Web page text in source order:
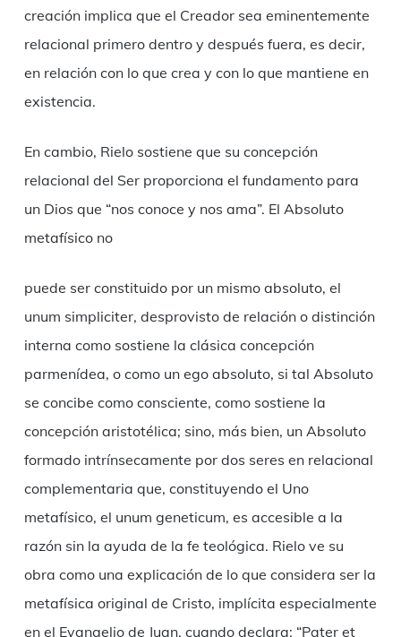
creación implica que el Creador sea eminentemente
relacional primero dentro y después fuera, es decir,
en relación con lo que crea y con lo que mantiene en
existencia.
En cambio, Rielo sostiene que su concepción
relacional del Ser proporciona el fundamento para
un Dios que “nos conoce y nos ama”. El Absoluto
metafísico no
puede ser constituido por un mismo absoluto, el
unum simpliciter, desprovisto de relación o distinción
interna como sostiene la clásica concepción
parmenídea, o como un ego absoluto, si tal Absoluto
se concibe como consciente, como sostiene la
concepción aristotélica; sino, más bien, un Absoluto
formado intrínsecamente por dos seres en relacional
complementaria que, constituyendo el Uno
metafísico, el unum geneticum, es accesible a la
razón sin la ayuda de la fe teológica. Rielo ve su
obra como una explicación de lo que considera ser la
metafísica original de Cristo, implícita especialmente
en el Evangelio de Juan, cuando declara: “Pater et